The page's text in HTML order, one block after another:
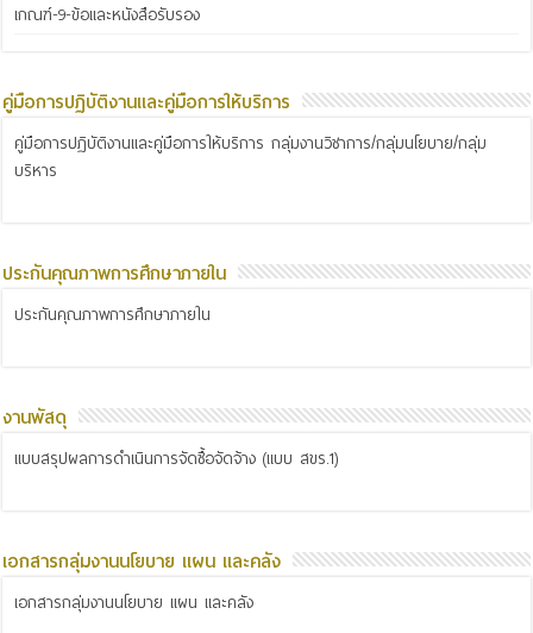
เกณฑ์-9-ข้อและหนังสือรับรอง
คู่มือการปฏิบัติงานและคู่มือการให้บริการ
คู่มือการปฏิบัติงานและคู่มือการให้บริการ กลุ่มงานวิชาการ/กลุ่มนโยบาย/กลุ่ม
บริหาร
ประกันคุณภาพการศึกษาภายใน
ประกันคุณภาพการศึกษาภายใน
งานพัสดุ
แบบสรุปผลการดำเนินการจัดซื้อจัดจ้าง (แบบ สขร.1)
เอกสารกลุ่มงานนโยบาย แผน และคลัง
เอกสารกลุ่มงานนโยบาย แผน และคลัง